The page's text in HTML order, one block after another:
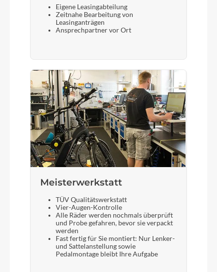
Eigene Leasingabteilung
Zeitnahe Bearbeitung von
Leasinganträgen
Ansprechpartner vor Ort
Meisterwerkstatt
TÜV Qualitätswerkstatt
Vier-Augen-Kontrolle
Alle Räder werden nochmals überprüft
und Probe gefahren, bevor sie verpackt
werden
Fast fertig für Sie montiert: Nur Lenker-
und Sattelanstellung sowie
Pedalmontage bleibt Ihre Aufgabe